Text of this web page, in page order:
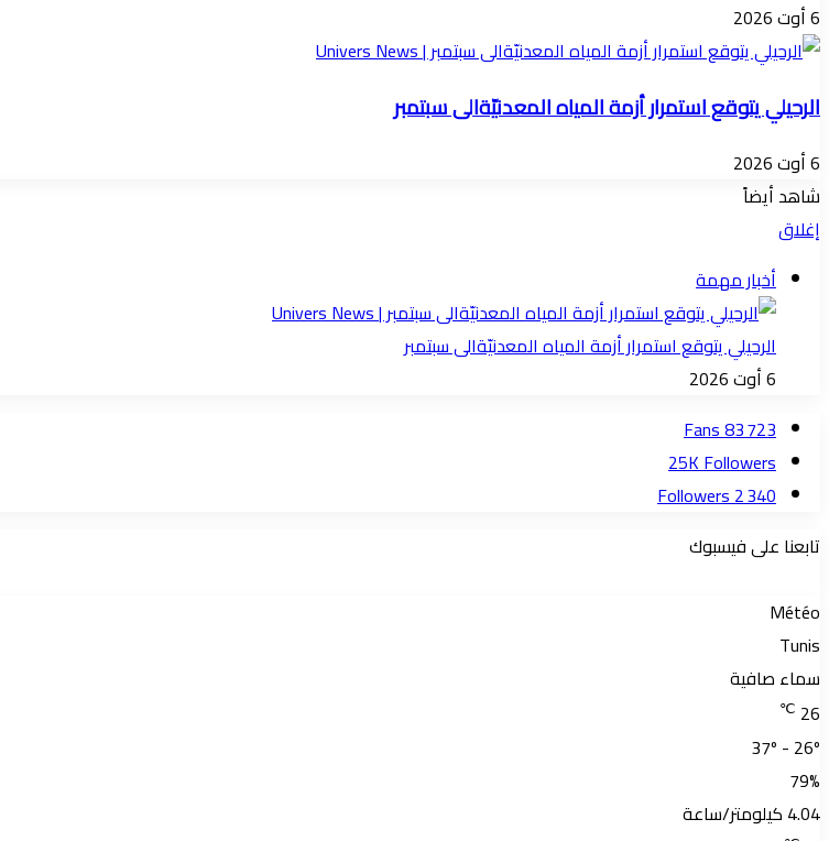
6 أوت 2026
الرحيلي يتوقع استمرار أزمة المياه المعدنيّةالى سبتمبر
6 أوت 2026
شاهد أيضاً
إغلاق
أخبار مهمة
الرحيلي يتوقع استمرار أزمة المياه المعدنيّةالى سبتمبر
6 أوت 2026
83 723
Fans
25KFollowers
2 340
Followers
تابعنا على فيسبوك
Météo
Tunis
سماء صافية
26
℃
37º - 26º
79%
4.04 كيلومتر/ساعة